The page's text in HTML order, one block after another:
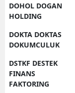
DOHOL DOGAN
HOLDING
DOKTA DOKTAS
DOKUMCULUK
DSTKF DESTEK
FINANS
FAKTORING